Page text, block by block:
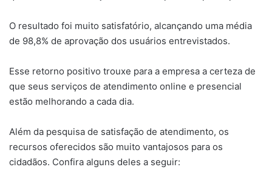
O resultado foi muito satisfatório, alcançando uma média
de 98,8% de aprovação dos usuários entrevistados.
Esse retorno positivo trouxe para a empresa a certeza de
que seus serviços de atendimento online e presencial
estão melhorando a cada dia.
Além da pesquisa de satisfação de atendimento, os
recursos oferecidos são muito vantajosos para os
cidadãos. Confira alguns deles a seguir: